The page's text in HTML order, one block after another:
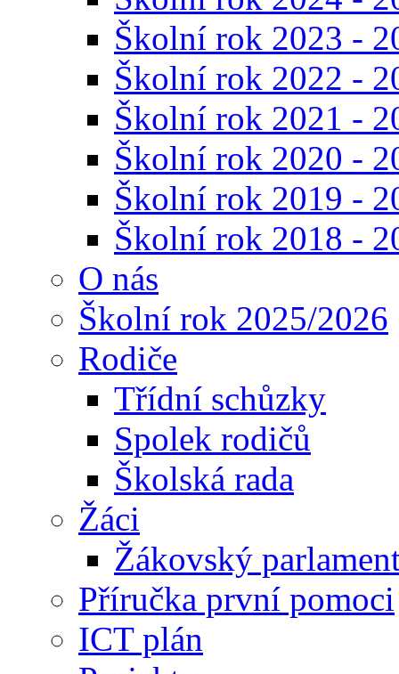
Školní rok 2023 -
Školní rok 2022 -
Školní rok 2021 -
Školní rok 2020 -
Školní rok 2019 -
Školní rok 2018 -
O nás
Školní rok 2025/2026
Rodiče
Třídní schůzky
Spolek rodičů
Školská rada
Žáci
Žákovský
Příručka první pomoci
ICT plán